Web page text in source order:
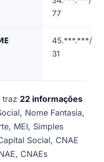
77
45.***.***/
31
traz 22 informações
Nome Fantasia,
MEI, Simples
Social, CNAE
CNAEs